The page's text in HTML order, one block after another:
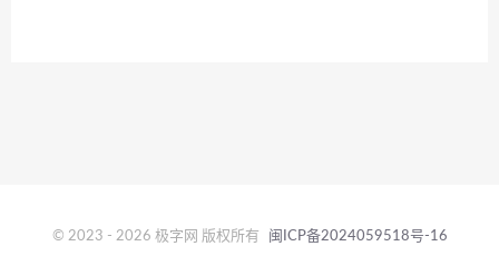
© 2023 - 2026 极字网 版权所有 闽ICP备2024059518号-16